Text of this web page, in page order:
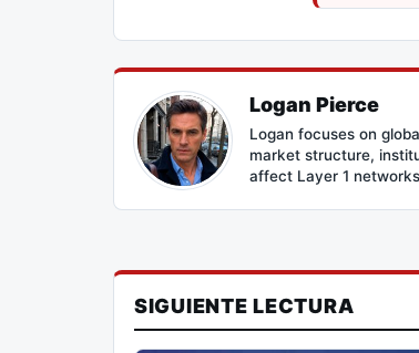
Logan Pierce
Logan focuses on
market structure,
affect Layer 1
SIGUIENTE LECTURA